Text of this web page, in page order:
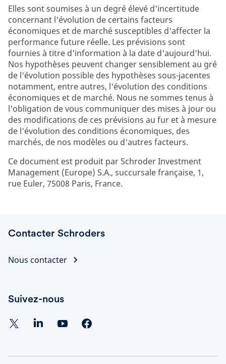
Elles sont soumises à un degré élevé d'incertitude
concernant l'évolution de certains facteurs
économiques et de marché susceptibles d'affecter la
performance future réelle. Les prévisions sont
fournies à titre d'information à la date d'aujourd'hui.
Nos hypothèses peuvent changer sensiblement au gré
de l'évolution possible des hypothèses sous-jacentes
notamment, entre autres, l'évolution des conditions
économiques et de marché. Nous ne sommes tenus à
l'obligation de vous communiquer des mises à jour ou
des modifications de ces prévisions au fur et à mesure
de l'évolution des conditions économiques, des
marchés, de nos modèles ou d'autres facteurs.
Ce document est produit par Schroder Investment
Management (Europe) S.A., succursale française, 1,
rue Euler, 75008 Paris, France.
Contacter Schroders
Nous contacter
Suivez-nous